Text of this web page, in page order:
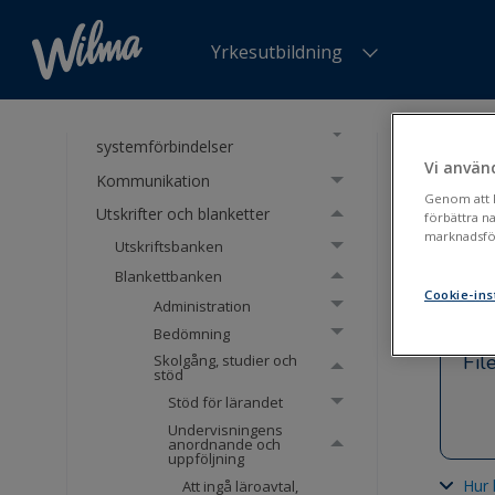
Yrkesutbildning
Scheman och val
Skolgång, studier och stöd
systemförbindelser
Kommunikation
Utskrifter och blanketter
Utskriftsbanken
Blankettbanken
Administration
Bedömning
Skolgång, studier och
stöd
Stöd för lärandet
Undervisningens
anordnande och
uppföljning
Att ingå läroavtal,
Hur
Vi
Genom att
förbättra
Cookie-